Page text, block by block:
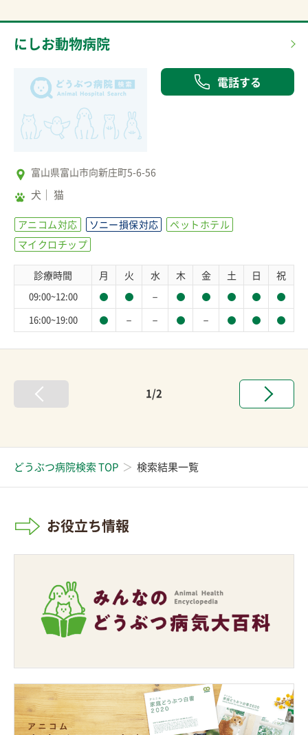
にしお動物病院
電話する
富山県富山市向新庄町5-6-56
犬 猫
アニコム対応 ソニー損保対応
ペットホテル
マイクロチップ
診療時間 月 火 水 木 金 土 日 祝
09:00~12:00 －
16:00~19:00 － － －
1/2
どうぶつ病院検索 TOP 検索結果一覧
お役立ち情報